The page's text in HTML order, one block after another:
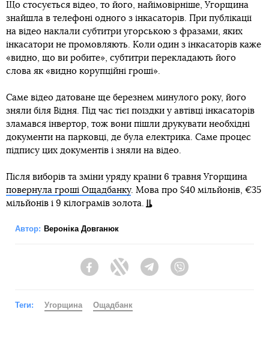
Що стосується відео, то його, найімовірніше, Угорщина
знайшла в телефоні одного з інкасаторів. При публікації
на відео наклали субтитри угорською з фразами, яких
інкасатори не промовляють. Коли один з інкасаторів каже
«видно, що ви робите», субтитри перекладають його
слова як «видно корупційні гроші».
Саме відео датоване ще березнем минулого року, його
зняли біля Відня. Під час тієї поїздки у автівці інкасаторів
зламався інвертор, тож вони пішли друкувати необхідні
документи на парковці, де була електрика. Саме процес
підпису цих документів і зняли на відео.
Після виборів та зміни уряду країни 6 травня Угорщина
повернула гроші Ощадбанку. Мова про $40 мільйонів, €35
мільйонів і 9 кілограмів золота.
Автор: Вероніка Довганюк
FacebookTwitter Telegram
Теги: Угорщина Ощадбанк